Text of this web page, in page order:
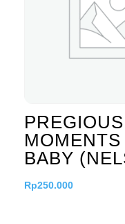
PREGIOUS
BABY
Rp250.000